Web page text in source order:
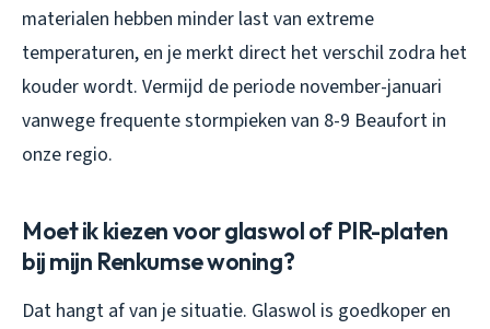
materialen hebben minder last van extreme
temperaturen, en je merkt direct het verschil zodra het
kouder wordt. Vermijd de periode november-januari
vanwege frequente stormpieken van 8-9 Beaufort in
onze regio.
Moet ik kiezen voor glaswol of PIR-platen
bij mijn Renkumse woning?
Dat hangt af van je situatie. Glaswol is goedkoper en